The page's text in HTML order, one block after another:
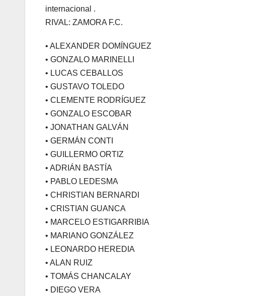
internacional .
RIVAL: ZAMORA F.C.
• ALEXANDER DOMÍNGUEZ
• GONZALO MARINELLI
• LUCAS CEBALLOS
• GUSTAVO TOLEDO
• CLEMENTE RODRÍGUEZ
• GONZALO ESCOBAR
• JONATHAN GALVÁN
• GERMÁN CONTI
• GUILLERMO ORTIZ
• ADRIÁN BASTÍA
• PABLO LEDESMA
• CHRISTIAN BERNARDI
• CRISTIAN GUANCA
• MARCELO ESTIGARRIBIA
• MARIANO GONZÁLEZ
• LEONARDO HEREDIA
• ALAN RUIZ
• TOMÁS CHANCALAY
• DIEGO VERA